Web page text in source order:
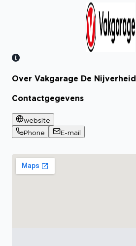
Bekijk certificaat
Over Vakgarage De Nijverheid
Contactgegevens
website
Phone
E-mail